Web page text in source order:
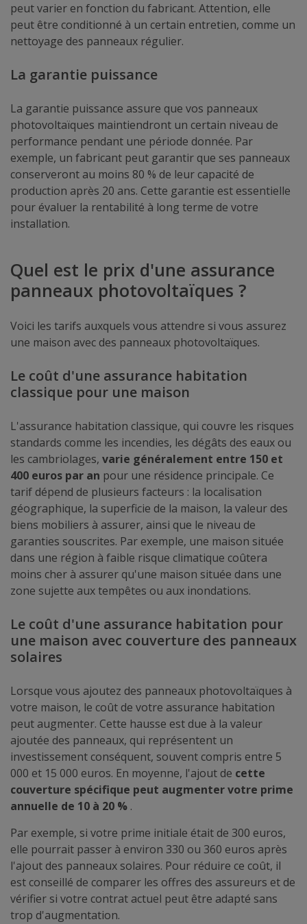
peut varier en fonction du fabricant. Attention, elle
peut être conditionné à un certain entretien, comme un
nettoyage des panneaux régulier.
La garantie puissance
La garantie puissance assure que vos panneaux
photovoltaïques maintiendront un certain niveau de
performance pendant une période donnée. Par
exemple, un fabricant peut garantir que ses panneaux
conserveront au moins 80 % de leur capacité de
production après 20 ans. Cette garantie est essentielle
pour évaluer la rentabilité à long terme de votre
installation.
Quel est le prix d'une assurance
panneaux photovoltaïques ?
Voici les tarifs auxquels vous attendre si vous assurez
une maison avec des panneaux photovoltaïques.
Le coût d'une assurance habitation
classique pour une maison
L'assurance habitation classique, qui couvre les risques
standards comme les incendies, les dégâts des eaux ou
les cambriolages, varie généralement entre 150 et
400 euros par an pour une résidence principale. Ce
tarif dépend de plusieurs facteurs : la localisation
géographique, la superficie de la maison, la valeur des
biens mobiliers à assurer, ainsi que le niveau de
garanties souscrites. Par exemple, une maison située
dans une région à faible risque climatique coûtera
moins cher à assurer qu'une maison située dans une
zone sujette aux tempêtes ou aux inondations.
Le coût d'une assurance habitation pour
une maison avec couverture des panneaux
solaires
Lorsque vous ajoutez des panneaux photovoltaïques à
votre maison, le coût de votre assurance habitation
peut augmenter. Cette hausse est due à la valeur
ajoutée des panneaux, qui représentent un
investissement conséquent, souvent compris entre 5
000 et 15 000 euros. En moyenne, l'ajout de cette
couverture spécifique peut augmenter votre prime
annuelle de 10 à 20 % .
Par exemple, si votre prime initiale était de 300 euros,
elle pourrait passer à environ 330 ou 360 euros après
l'ajout des panneaux solaires. Pour réduire ce coût, il
est conseillé de comparer les offres des assureurs et de
vérifier si votre contrat actuel peut être adapté sans
trop d'augmentation.